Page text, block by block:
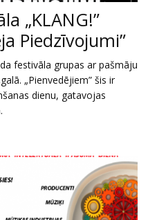
„KLANG!”
Piedzīvojumi”
festivāla grupas ar pašmāju
„Pienvedējiem” šis ir
dienu, gatavojas